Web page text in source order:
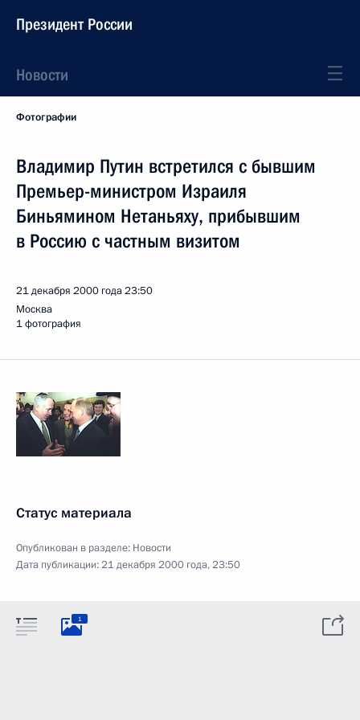
Президент России
Новости
Фотографии
Владимир Путин встретился с бывшим
Премьер-министром Израиля
Биньямином Нетаньяху, прибывшим
в Россию с частным визитом
21 декабря 2000 года23:50
Москва
1 фотография
Статус материала
Опубликован в разделе: Новости
Дата публикации:21 декабря 2000 года, 23:50
1